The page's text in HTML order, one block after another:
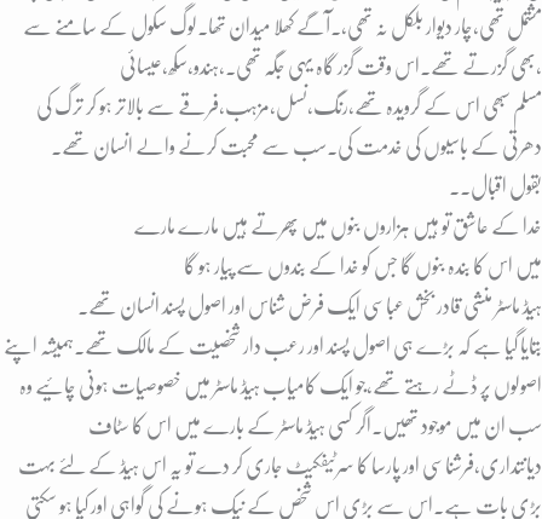
مشتمل تھی،چار دیوار بلکل نہ تھی،۔آگے کھلا میدان تھا۔لوگ سکول کے سامنے سے
بھی گزرتے تھے۔اس وقت گزر گاہ یہی جگہ تھی۔،ہندو،سکھ،عیسائی،
مسلم سبھی اس کے گرویدہ تھے،رنگ،نسل،مزہب،فرقے سے بالاتر ہو کر ترگ کی
دھرتی کے باسیوں کی خدمت کی۔سب سے محبت کرنے والے انسان تھے۔
بقول اقبال۔۔
خدا کے عاشق تو ہیں ہزاروں بنوں میں پھرتے ہیں مارے مارے
میں اس کا بندہ بنوں گا جس کو خدا کے بندوں سے پیار ہو گا
ہیڈ ماسٹر منشی قادر بخش عباسی ایک فرض شناس اور اصول پسند انسان تھے۔
بتایا گیا ہے کہ بڑے ہی اصول پسند اور رعب دار شخصیت کے مالک تھے۔ہمیشہ اپنے
اصولوں پر ڈٹے رہتے تھے،جو ایک کامیاب ہیڈ ماسٹر میں خصوصیات ہونی چائیے وہ
سب ان میں موجود تھیں۔اگر کسی ہیڈ ماسٹر کے بارے میں اس کا سٹاف
دیانتداری،فرشناسی اور پارسا کا سرٹیفکیٹ جاری کر دے تو یہ اس ہیڈ کے لئے بہت
بڑی بات ہے۔اس سے بڑی اس شخص کے نیک ہونے کی گواہی اور کیا ہو سکتی